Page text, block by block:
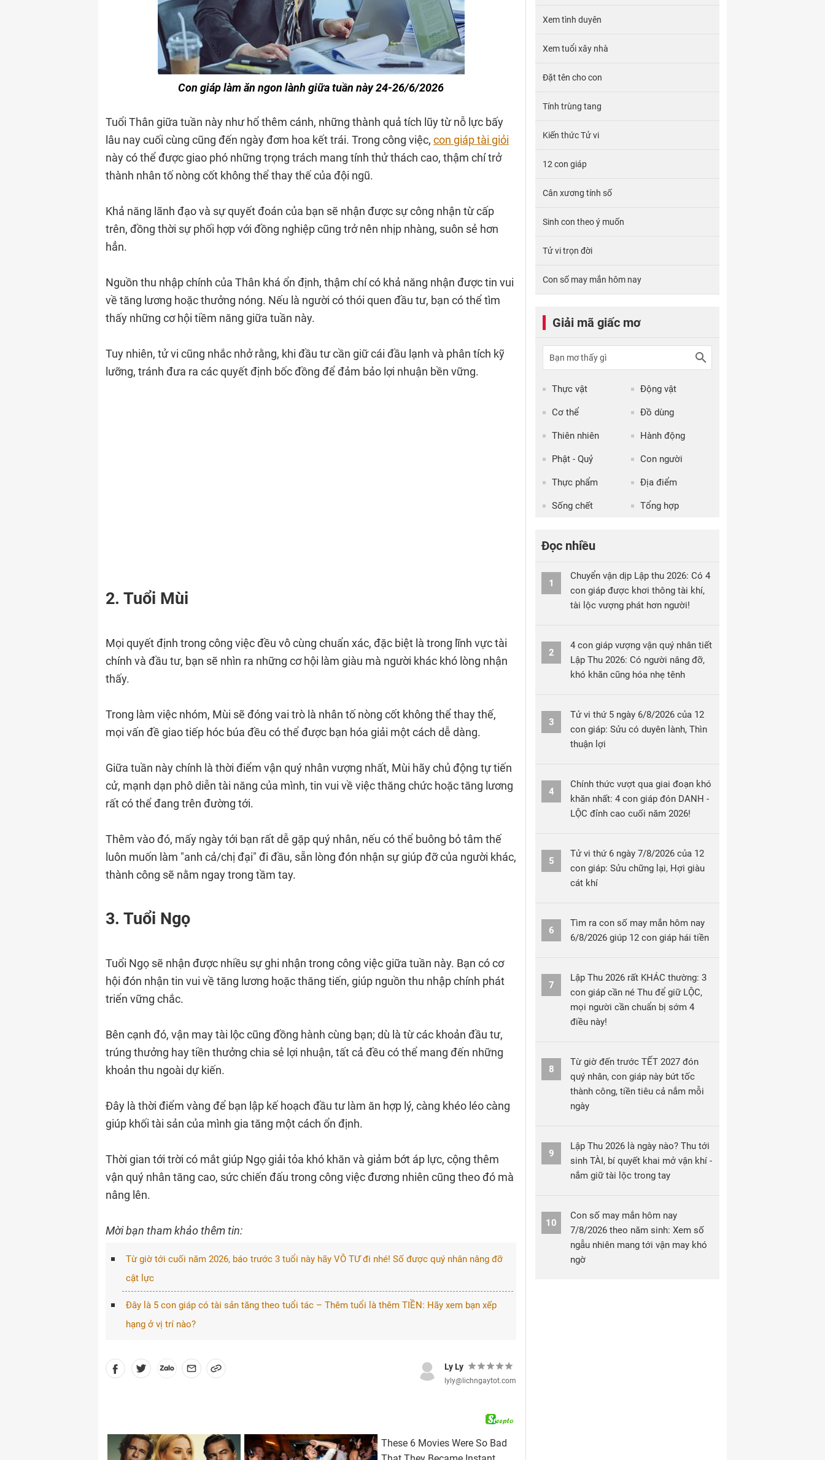
Con giáp làm ăn ngon lành giữa tuần này 24-26/6/2026
Tuổi Thân giữa tuần này như hổ thêm cánh, những thành quả tích lũy từ nỗ lực bấy
lâu nay cuối cùng cũng đến ngày đơm hoa kết trái. Trong công việc, con giáp tài giỏi
này có thể được giao phó những trọng trách mang tính thử thách cao, thậm chí trở
thành nhân tố nòng cốt không thể thay thế của đội ngũ.
Khả năng lãnh đạo và sự quyết đoán của bạn sẽ nhận được sự công nhận từ cấp
trên, đồng thời sự phối hợp với đồng nghiệp cũng trở nên nhịp nhàng, suôn sẻ hơn
hẳn.
Nguồn thu nhập chính của Thân khá ổn định, thậm chí có khả năng nhận được tin vui
về tăng lương hoặc thưởng nóng. Nếu là người có thói quen đầu tư, bạn có thể tìm
thấy những cơ hội tiềm năng giữa tuần này.
Tuy nhiên, tử vi cũng nhắc nhở rằng, khi đầu tư cần giữ cái đầu lạnh và phân tích kỹ
lưỡng, tránh đưa ra các quyết định bốc đồng để đảm bảo lợi nhuận bền vững.
2. Tuổi Mùi
Mọi quyết định trong công việc đều vô cùng chuẩn xác, đặc biệt là trong lĩnh vực tài
chính và đầu tư, bạn sẽ nhìn ra những cơ hội làm giàu mà người khác khó lòng nhận
thấy.
Trong làm việc nhóm, Mùi sẽ đóng vai trò là nhân tố nòng cốt không thể thay thế,
mọi vấn đề giao tiếp hóc búa đều có thể được bạn hóa giải một cách dễ dàng.
Giữa tuần này chính là thời điểm vận quý nhân vượng nhất, Mùi hãy chủ động tự tiến
cử, mạnh dạn phô diễn tài năng của mình, tin vui về việc thăng chức hoặc tăng lương
rất có thể đang trên đường tới.
Thêm vào đó, mấy ngày tới bạn rất dễ gặp quý nhân, nếu có thể buông bỏ tâm thế
luôn muốn làm "anh cả/chị đại" đi đầu, sẵn lòng đón nhận sự giúp đỡ của người khác,
thành công sẽ nằm ngay trong tầm tay.
3. Tuổi Ngọ
Tuổi Ngọ sẽ nhận được nhiều sự ghi nhận trong công việc giữa tuần này. Bạn có cơ
hội đón nhận tin vui về tăng lương hoặc thăng tiến, giúp nguồn thu nhập chính phát
triển vững chắc.
Bên cạnh đó, vận may tài lộc cũng đồng hành cùng bạn; dù là từ các khoản đầu tư,
trúng thưởng hay tiền thưởng chia sẻ lợi nhuận, tất cả đều có thể mang đến những
khoản thu ngoài dự kiến.
Đây là thời điểm vàng để bạn lập kế hoạch đầu tư làm ăn hợp lý, càng khéo léo càng
giúp khối tài sản của mình gia tăng một cách ổn định.
Thời gian tới trời có mắt giúp Ngọ giải tỏa khó khăn và giảm bớt áp lực, cộng thêm
vận quý nhân tăng cao, sức chiến đấu trong công việc đương nhiên cũng theo đó mà
nâng lên.
Mời bạn tham khảo thêm tin:
Từ giờ tới cuối năm 2026, báo trước 3 tuổi này hãy VÔ TƯ đi nhé! Số được quý nhân nâng đỡ
cật lực
Đây là 5 con giáp có tài sản tăng theo tuổi tác – Thêm tuổi là thêm TIỀN: Hãy xem bạn xếp
hạng ở vị trí nào?
Ly Ly
lyly@lichngaytot.com
Xem tình duyên
Xem tuổi xây nhà
Đặt tên cho con
Tính trùng tang
Kiến thức Tử vi
12 con giáp
Cân xương tính số
Sinh con theo ý muốn
Tử vi trọn đời
Con số may mắn hôm nay
Giải mã giấc mơ
Thực vật Động vật
Cơ thể Đồ dùng
Thiên nhiên Hành động
Phật - Quỷ Con người
Thực phẩm Địa điểm
Sống chết Tổng hợp
Đọc nhiều
1
Chuyển vận dịp Lập thu 2026: Có 4
con giáp được khơi thông tài khí,
tài lộc vượng phát hơn người!
2
4 con giáp vượng vận quý nhân tiết
Lập Thu 2026: Có người nâng đỡ,
khó khăn cũng hóa nhẹ tênh
3
Tử vi thứ 5 ngày 6/8/2026 của 12
con giáp: Sửu có duyên lành, Thìn
thuận lợi
4
Chính thức vượt qua giai đoạn khó
khăn nhất: 4 con giáp đón DANH -
LỘC đỉnh cao cuối năm 2026!
5
Tử vi thứ 6 ngày 7/8/2026 của 12
con giáp: Sửu chững lại, Hợi giàu
cát khí
6
Tìm ra con số may mắn hôm nay
6/8/2026 giúp 12 con giáp hái tiền
7
Lập Thu 2026 rất KHÁC thường: 3
con giáp cần né Thu để giữ LỘC,
mọi người cần chuẩn bị sớm 4
điều này!
8
Từ giờ đến trước TẾT 2027 đón
quý nhân, con giáp này bứt tốc
thành công, tiền tiêu cả nắm mỗi
ngày
9
Lập Thu 2026 là ngày nào? Thu tới
sinh TÀI, bí quyết khai mở vận khí -
nắm giữ tài lộc trong tay
10
Con số may mắn hôm nay
7/8/2026 theo năm sinh: Xem số
ngẫu nhiên mang tới vận may khó
ngờ